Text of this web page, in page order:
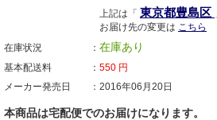
上記は「 東京都豊島区
お届け先の変更は こちら
在庫状況
在庫あり
基本配送料 550 円
メーカー発売日
2016年06月20日
本商品は宅配便でのお届けになります。